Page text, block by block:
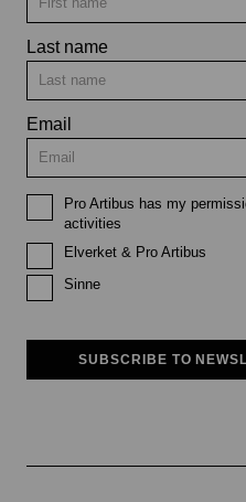
Last name
Email
Pro Artibus has my
activities
Elverket & Pro Artibus
Sinne
SUBSCRIBE TO